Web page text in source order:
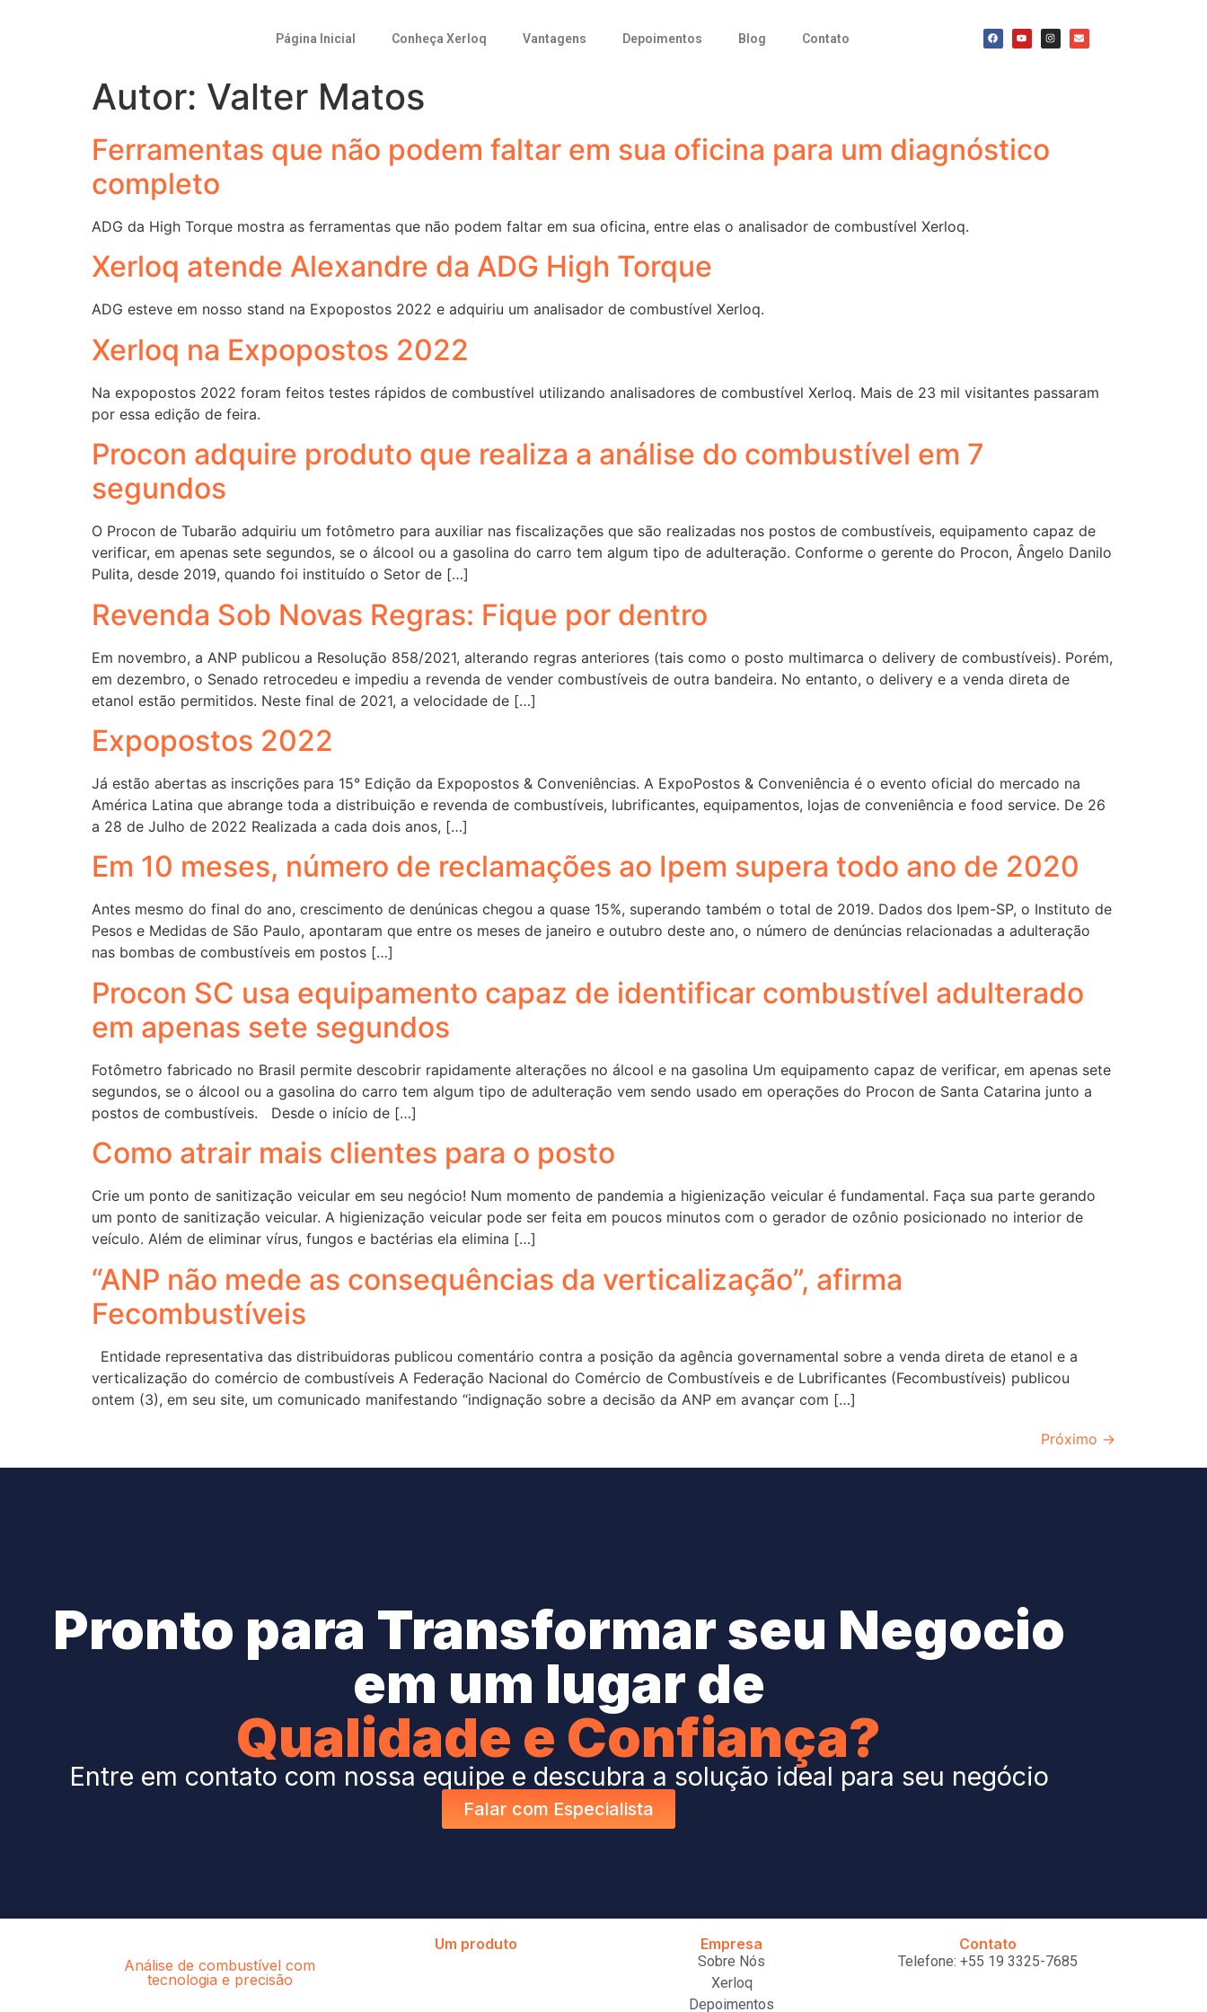
Página Inicial Conheça Xerloq Vantagens Depoimentos Blog Contato
Autor: Valter Matos
Ferramentas que não podem faltar em sua oficina para um diagnóstico
completo
ADG da High Torque mostra as ferramentas que não podem faltar em sua oficina, entre elas o analisador de combustível Xerloq.
Xerloq atende Alexandre da ADG High Torque
ADG esteve em nosso stand na Expopostos 2022 e adquiriu um analisador de combustível Xerloq.
Xerloq na Expopostos 2022
Na expopostos 2022 foram feitos testes rápidos de combustível utilizando analisadores de combustível Xerloq. Mais de 23 mil visitantes passaram
por essa edição de feira.
Procon adquire produto que realiza a análise do combustível em 7
segundos
O Procon de Tubarão adquiriu um fotômetro para auxiliar nas fiscalizações que são realizadas nos postos de combustíveis, equipamento capaz de
verificar, em apenas sete segundos, se o álcool ou a gasolina do carro tem algum tipo de adulteração. Conforme o gerente do Procon, Ângelo Danilo
Pulita, desde 2019, quando foi instituído o Setor de […]
Revenda Sob Novas Regras: Fique por dentro
Em novembro, a ANP publicou a Resolução 858/2021, alterando regras anteriores (tais como o posto multimarca o delivery de combustíveis). Porém,
em dezembro, o Senado retrocedeu e impediu a revenda de vender combustíveis de outra bandeira. No entanto, o delivery e a venda direta de
etanol estão permitidos. Neste final de 2021, a velocidade de […]
Expopostos 2022
Já estão abertas as inscrições para 15° Edição da Expopostos & Conveniências. A ExpoPostos & Conveniência é o evento oficial do mercado na
América Latina que abrange toda a distribuição e revenda de combustíveis, lubrificantes, equipamentos, lojas de conveniência e food service. De 26
a 28 de Julho de 2022 Realizada a cada dois anos, […]
Em 10 meses, número de reclamações ao Ipem supera todo ano de 2020
Antes mesmo do final do ano, crescimento de denúnicas chegou a quase 15%, superando também o total de 2019. Dados dos Ipem-SP, o Instituto de
Pesos e Medidas de São Paulo, apontaram que entre os meses de janeiro e outubro deste ano, o número de denúncias relacionadas a adulteração
nas bombas de combustíveis em postos […]
Procon SC usa equipamento capaz de identificar combustível adulterado
em apenas sete segundos
Fotômetro fabricado no Brasil permite descobrir rapidamente alterações no álcool e na gasolina Um equipamento capaz de verificar, em apenas sete
segundos, se o álcool ou a gasolina do carro tem algum tipo de adulteração vem sendo usado em operações do Procon de Santa Catarina junto a
postos de combustíveis. Desde o início de […]
Como atrair mais clientes para o posto
Crie um ponto de sanitização veicular em seu negócio! Num momento de pandemia a higienização veicular é fundamental. Faça sua parte gerando
um ponto de sanitização veicular. A higienização veicular pode ser feita em poucos minutos com o gerador de ozônio posicionado no interior de
veículo. Além de eliminar vírus, fungos e bactérias ela elimina […]
“ANP não mede as consequências da verticalização”, afirma
Fecombustíveis
Entidade representativa das distribuidoras publicou comentário contra a posição da agência governamental sobre a venda direta de etanol e a
verticalização do comércio de combustíveis A Federação Nacional do Comércio de Combustíveis e de Lubrificantes (Fecombustíveis) publicou
ontem (3), em seu site, um comunicado manifestando “indignação sobre a decisão da ANP em avançar com […]
Próximo →
Pronto para Transformar seu Negocio
em um lugar de
Qualidade e Confiança?
Entre em contato com nossa equipe e descubra a solução ideal para seu negócio
Falar com Especialista
Análise de combustível com
tecnologia e precisão
Um produto Empresa
Sobre Nós
Xerloq
Depoimentos
Contato
Telefone: +55 19 3325-7685